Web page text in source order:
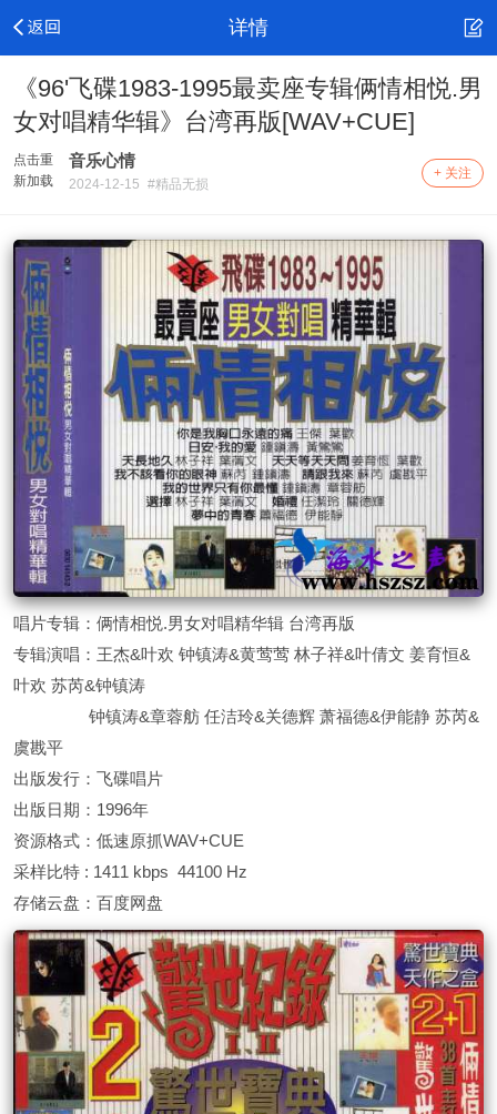
详情
《96'飞碟1983-1995最卖座专辑俩情相悦.男
女对唱精华辑》台湾再版[WAV+CUE]
点击重
新加载
音乐心情
2024-12-15 #精品无损
+ 关注
唱片专辑：俩情相悦.男女对唱精华辑 台湾再版
专辑演唱：王杰&叶欢 钟镇涛&黄莺莺 林子祥&叶倩文 姜育恒&
叶欢 苏芮&钟镇涛
钟镇涛&章蓉舫 任洁玲&关德辉 萧福德&伊能静 苏芮&
虞戡平
出版发行：飞碟唱片
出版日期：1996年
资源格式：低速原抓WAV+CUE
采样比特 : 1411 kbps 44100 Hz
存储云盘：百度网盘